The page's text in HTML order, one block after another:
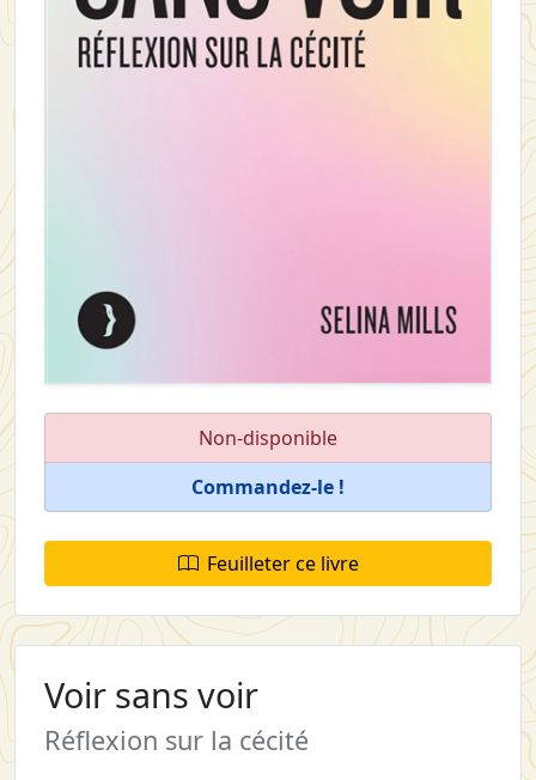
Non-disponible
Commandez-le !
Feuilleter ce livre
Voir sans voir
Réflexion sur la cécité